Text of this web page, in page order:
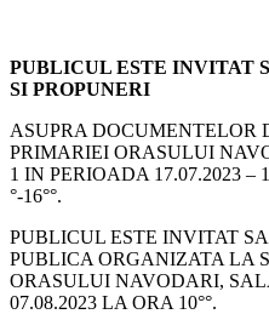
PUBLICUL ESTE INVITAT
SI PROPUNERI
ASUPRA DOCUMENTELOR
PRIMARIEI ORASULUI
1 IN PERIOADA 17.07.2023 –
°-16°°.
PUBLICUL ESTE INVITAT
PUBLICA ORGANIZATA LA
ORASULUI NAVODARI,
07.08.2023 LA ORA 10°°.